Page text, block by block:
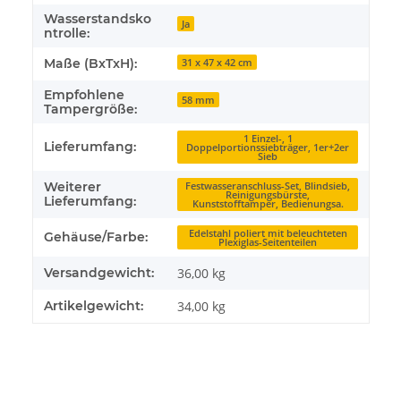
Wasserstandsko
ntrolle:
Ja
Maße (BxTxH): 31 x 47 x 42 cm
Empfohlene
Tampergröße:
58 mm
Lieferumfang:
1 Einzel-, 1
Doppelportionssiebträger, 1er+2er
Sieb
Weiterer
Lieferumfang:
Festwasseranschluss-Set, Blindsieb,
Reinigungsbürste,
Kunststofftamper, Bedienungsa.
Gehäuse/Farbe: Edelstahl poliert mit beleuchteten
Plexiglas-Seitenteilen
Versandgewicht: 36,00 kg
Artikelgewicht: 34,00 kg